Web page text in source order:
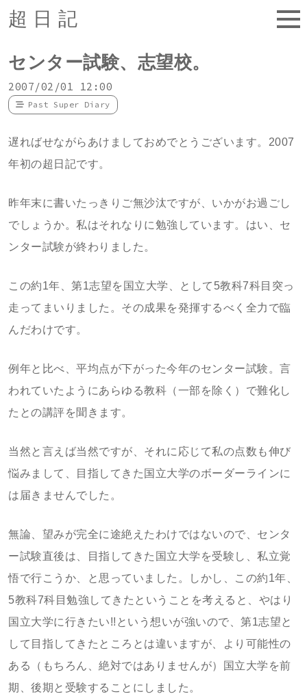
超日記
センター試験、志望校。
2007/02/01 12:00
Past Super Diary
遅ればせながらあけましておめでとうございます。2007
年初の超日記です。
昨年末に書いたっきりご無沙汰ですが、いかがお過ごし
でしょうか。私はそれなりに勉強しています。はい、セ
ンター試験が終わりました。
この約1年、第1志望を国立大学、として5教科7科目突っ
走ってまいりました。その成果を発揮するべく全力で臨
んだわけです。
例年と比べ、平均点が下がった今年のセンター試験。言
われていたようにあらゆる教科（一部を除く）で難化し
たとの講評を聞きます。
当然と言えば当然ですが、それに応じて私の点数も伸び
悩みまして、目指してきた国立大学のボーダーラインに
は届きませんでした。
無論、望みが完全に途絶えたわけではないので、センタ
ー試験直後は、目指してきた国立大学を受験し、私立覚
悟で行こうか、と思っていました。しかし、この約1年、
5教科7科目勉強してきたということを考えると、やはり
国立大学に行きたい!!という想いが強いので、第1志望と
して目指してきたところとは違いますが、より可能性の
ある（もちろん、絶対ではありませんが）国立大学を前
期、後期と受験することにしました。